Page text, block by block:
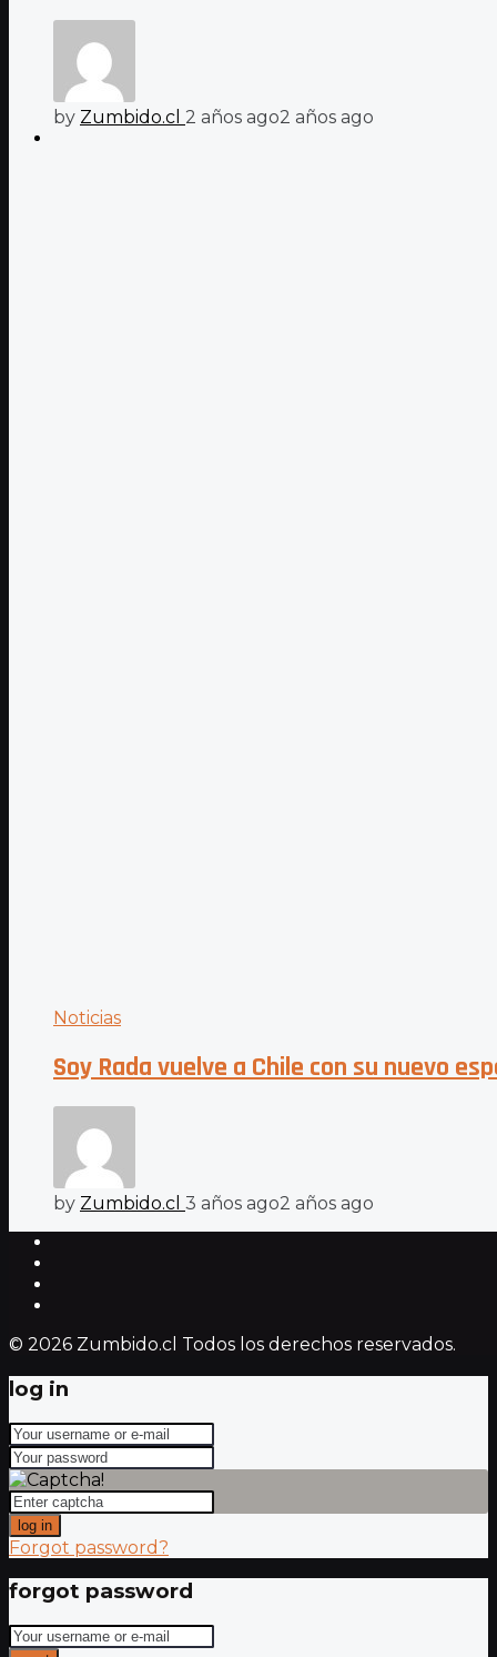
by Zumbido.cl 2 años ago2 años ago
Noticias
Soy Rada vuelve a Chile con su nuevo
by Zumbido.cl 3 años ago2 años ago
© 2026 Zumbido.cl Todos los derechos reservados.
log in
log in
Forgot password?
forgot password